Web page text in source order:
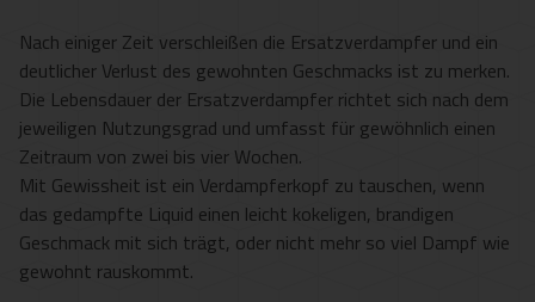
Nach einiger Zeit verschleißen die Ersatzverdampfer und ein
deutlicher Verlust des gewohnten Geschmacks ist zu merken.
Die Lebensdauer der Ersatzverdampfer richtet sich nach dem
jeweiligen Nutzungsgrad und umfasst für gewöhnlich einen
Zeitraum von zwei bis vier Wochen.
Mit Gewissheit ist ein Verdampferkopf zu tauschen, wenn
das gedampfte Liquid einen leicht kokeligen, brandigen
Geschmack mit sich trägt, oder nicht mehr so viel Dampf wie
gewohnt rauskommt.